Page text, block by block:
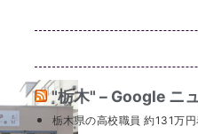
"栃木" – Google ニ
栃木県の高校職員 約131万